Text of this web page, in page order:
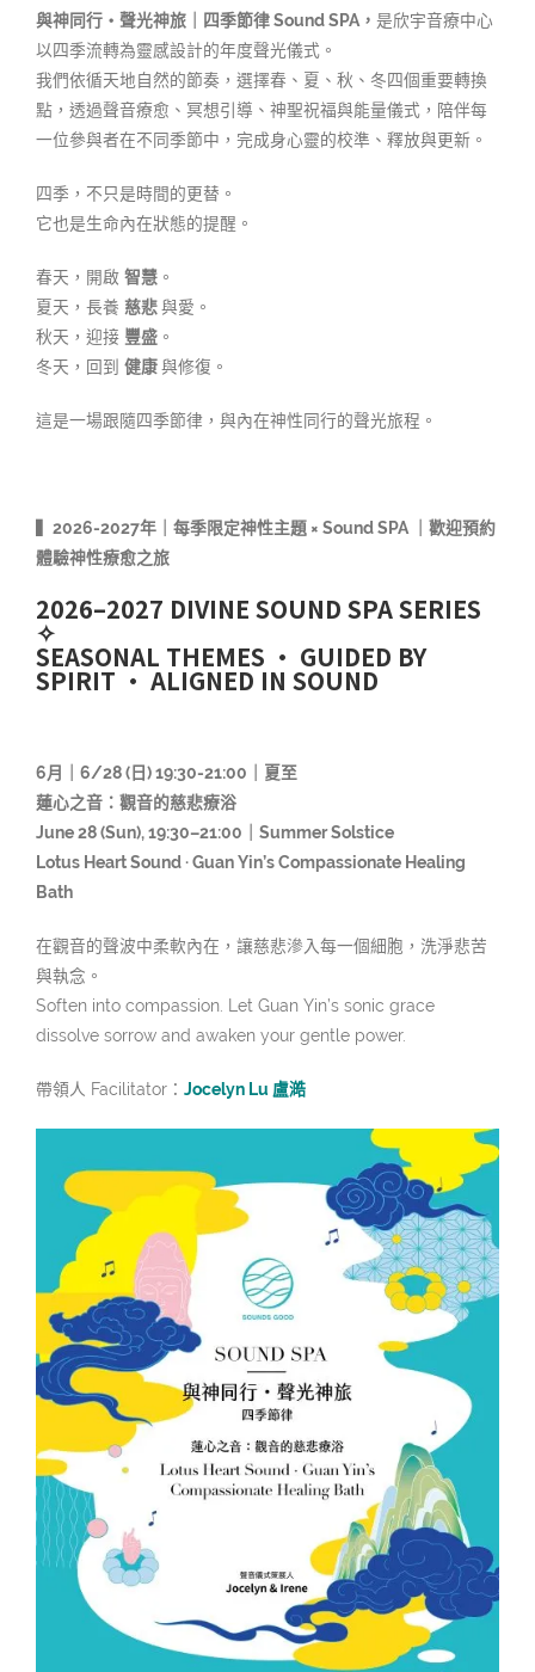
與神同行・聲光神旅｜四季節律 Sound SPA， 是欣宇音療中心
以四季流轉為靈感設計的年度聲光儀式。
我們依循天地自然的節奏，選擇春、夏、秋、冬四個重要轉換
點，透過聲音療愈、冥想引導、神聖祝福與能量儀式，陪伴每
一位參與者在不同季節中，完成身心靈的校準、釋放與更新。
四季，不只是時間的更替。
它也是生命內在狀態的提醒。
春天，開啟 智慧 。
夏天，長養 慈悲與愛。
秋天，迎接 豐盛 。
冬天，回到 健康與修復。
這是一場跟隨四季節律，與內在神性同行的聲光旅程。
▍2026-2027年｜每季限定神性主題 × Sound SPA ｜歡迎預約
體驗神性療愈之旅
2026–2027 DIVINE SOUND SPA SERIES
✧
SEASONAL THEMES · GUIDED BY
SPIRIT · ALIGNED IN SOUND
6月｜6/28 (日) 19:30-21:00｜夏至
蓮心之音：觀音的慈悲療浴
June 28 (Sun), 19:30–21:00｜Summer Solstice
Lotus Heart Sound · Guan Yin’s Compassionate Healing
Bath
在觀音的聲波中柔軟內在，讓慈悲滲入每一個細胞，洗淨悲苦
與執念。
Soften into compassion. Let Guan Yin’s sonic grace
dissolve sorrow and awaken your gentle power.
帶領人 Facilitator： Jocelyn Lu 盧澔